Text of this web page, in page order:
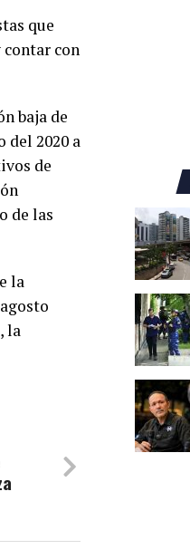
que
contar con
baja de
del 2020 a
de
de las
la
la